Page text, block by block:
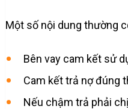
Một số nội dung thường
Bên vay cam kết sử
Cam kết trả nợ đúng
Nếu chậm trả phải